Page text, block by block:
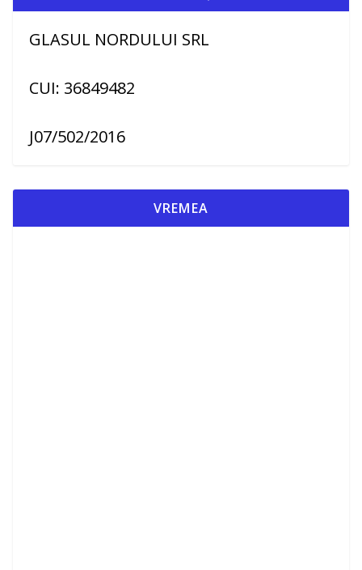
GLASUL NORDULUI SRL
CUI: 36849482
J07/502/2016
VREMEA